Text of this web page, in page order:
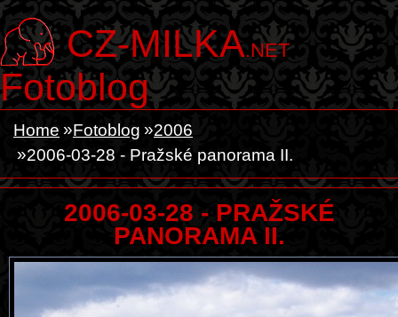
CZ-MILKA.NET
Fotoblog
Home Fotoblog
2006
2006-03-28 - Pražské panorama II.
2006-03-28 - PRAŽSKÉ
PANORAMA II.